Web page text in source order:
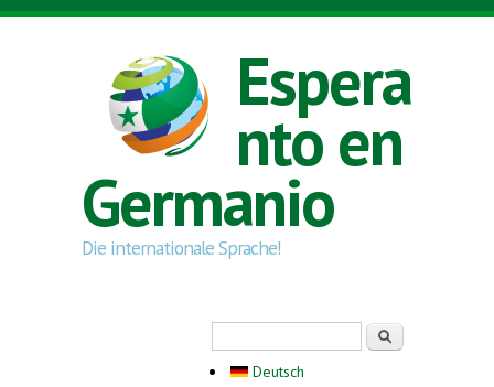
Skip to main content
Espera
nto en
Germanio
Die internationale Sprache!
Deutsch